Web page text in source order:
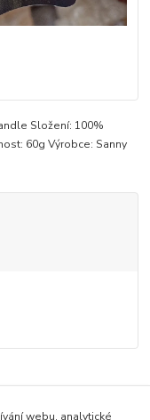
Složení: 100%
60g Výrobce: Sanny
webu, analytické